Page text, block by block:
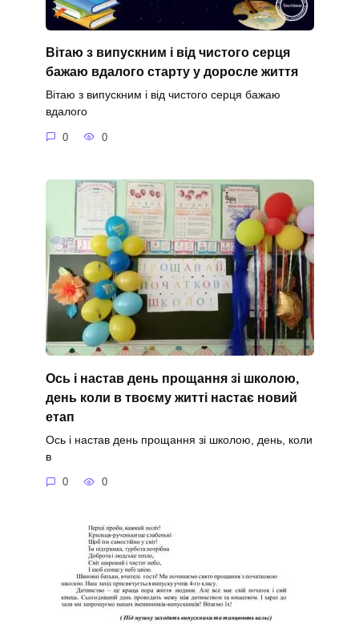
Вітаю з випускним і від чистого серця
бажаю вдалого старту у доросле життя
Вітаю з випускним і від чистого серця бажаю
вдалого
0 0
Ось і настав день прощання зі школою,
день коли в твоєму житті настає новий
етап
Ось і настав день прощання зі школою, день, коли
в
0 0